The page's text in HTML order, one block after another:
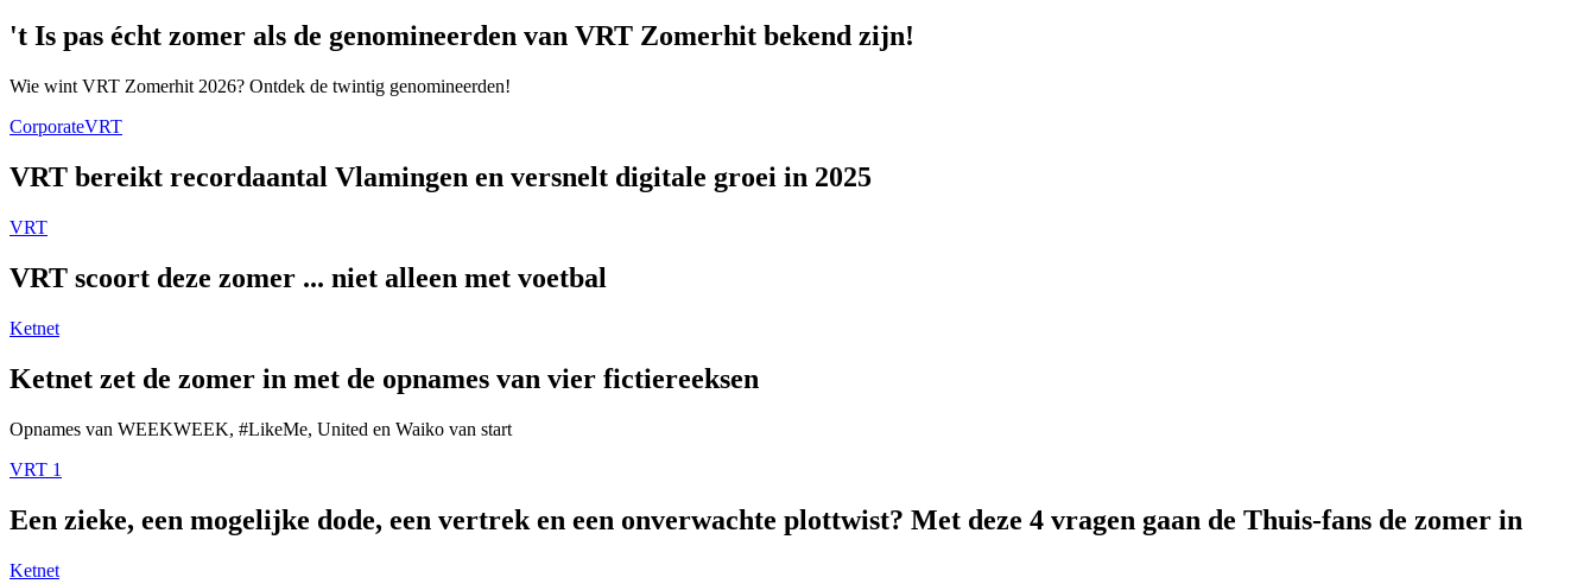
't Is pas écht zomer als de genomineerden van VRT Zomerhit bekend zijn!
Wie wint VRT Zomerhit 2026? Ontdek de twintig genomineerden!
CorporateVRT
VRT bereikt recordaantal Vlamingen en versnelt digitale groei in 2025
VRT
VRT scoort deze zomer ... niet alleen met voetbal
Ketnet
Ketnet zet de zomer in met de opnames van vier fictiereeksen
Opnames van WEEKWEEK, #LikeMe, United en Waiko van start
VRT 1
Een zieke, een mogelijke dode, een vertrek en een onverwachte plottwist? Met deze 4 vragen gaan de Thuis-fans de zomer in
Ketnet